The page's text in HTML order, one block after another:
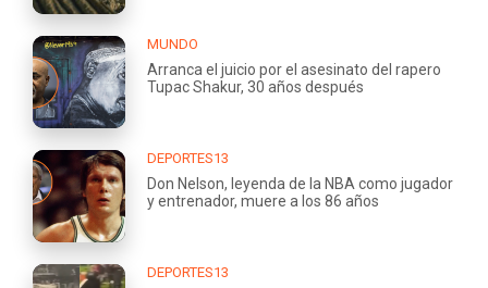
MUNDO
Arranca el juicio por el asesinato del rapero
Tupac Shakur, 30 años después
DEPORTES13
Don Nelson, leyenda de la NBA como jugador
y entrenador, muere a los 86 años
DEPORTES13